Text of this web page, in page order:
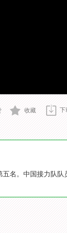
收藏 下
五名。中国接力队队